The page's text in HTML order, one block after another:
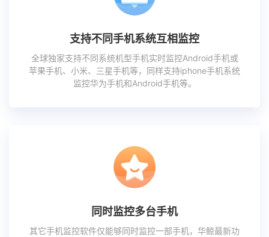
支持不同手机系统互相监控
全球独家支持不同系统机型手机实时监控Android手机或
苹果手机、小米、三星手机等，同样支持iphone手机系统
监控华为手机和Android手机等。
同时监控多台手机
其它手机监控软件仅能够同时监控一部手机，华鲸最新功